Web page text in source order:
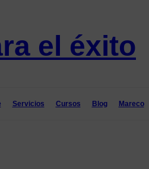
Servicios Cursos Blog Mareco